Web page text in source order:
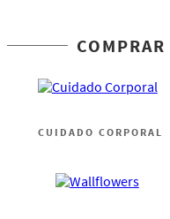
CUIDADO CORPORAL